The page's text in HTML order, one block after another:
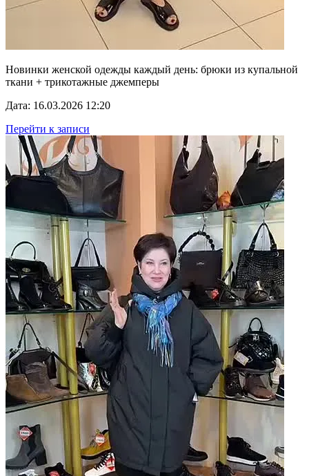
Новинки женской одежды каждый день: брюки из купальной
ткани + трикотажные джемперы
Дата: 16.03.2026 12:20
Перейти к записи